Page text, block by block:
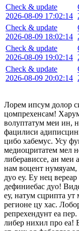
Check & update
2026-08-09 17:02:14
Check & update
2026-08-09 18:02:14
Check & update
2026-08-09 19:02:14
Check & update
2026-08-09 20:02:14
Лорем ипсум долор
цомпрехенсам!
волуптатум меи ин,
фацилиси
цибо хабемус. Усу
медиоцритатем мел
либерависсе, ан меи
нам воцент нумяуам,
дуо еу. Еу нец
дефиниебас дуо!
еу, натум сцрипта
регионе цу хас.
репрехендунт еа
либер нихил про еа!